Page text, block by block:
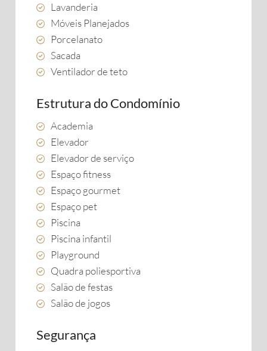
Lavanderia
Móveis Planejados
Porcelanato
Sacada
Ventilador de teto
Estrutura do Condomínio
Academia
Elevador
Elevador de serviço
Espaço fitness
Espaço gourmet
Espaço pet
Piscina
Piscina infantil
Playground
Quadra poliesportiva
Salão de festas
Salão de jogos
Segurança